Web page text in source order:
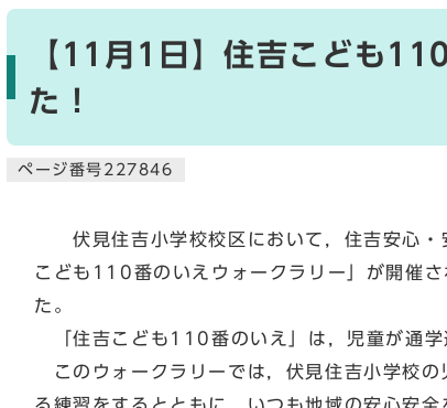
【11月1日】住吉こども
た！
ページ番号227846
伏見住吉小学校校区において，住吉安心・
こども110番のいえウォークラリー」が開催
た。
「住吉こども110番のいえ」は，児童が通
このウォークラリーでは，伏見住吉小学校